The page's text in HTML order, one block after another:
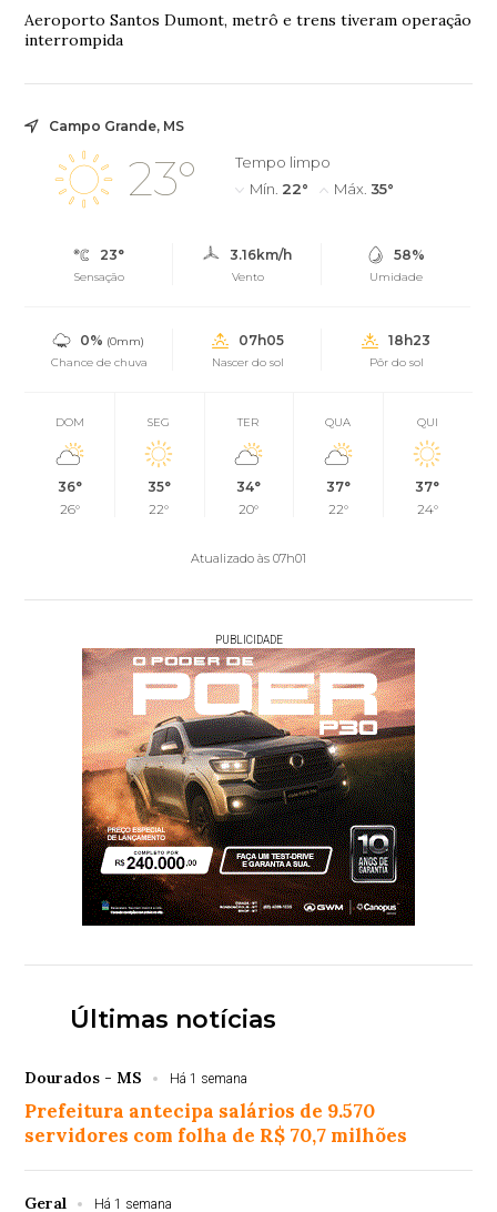
Aeroporto Santos Dumont, metrô e trens tiveram operação
interrompida
Campo Grande, MS
23°
Tempo limpo
Mín. 22° Máx. 35°
23°
Sensação
3.16km/h
Vento
58%
Umidade
0% (0mm)
Chance de chuva
07h05
Nascer do sol
18h23
Pôr do sol
DOM
36°
26°
SEG
35°
22°
TER
34°
20°
QUA
37°
22°
QUI
37°
24°
Atualizado às 07h01
PUBLICIDADE
Últimas notícias
Dourados - MS Há 1 semana
Prefeitura antecipa salários de 9.570
servidores com folha de R$ 70,7 milhões
Geral Há 1 semana